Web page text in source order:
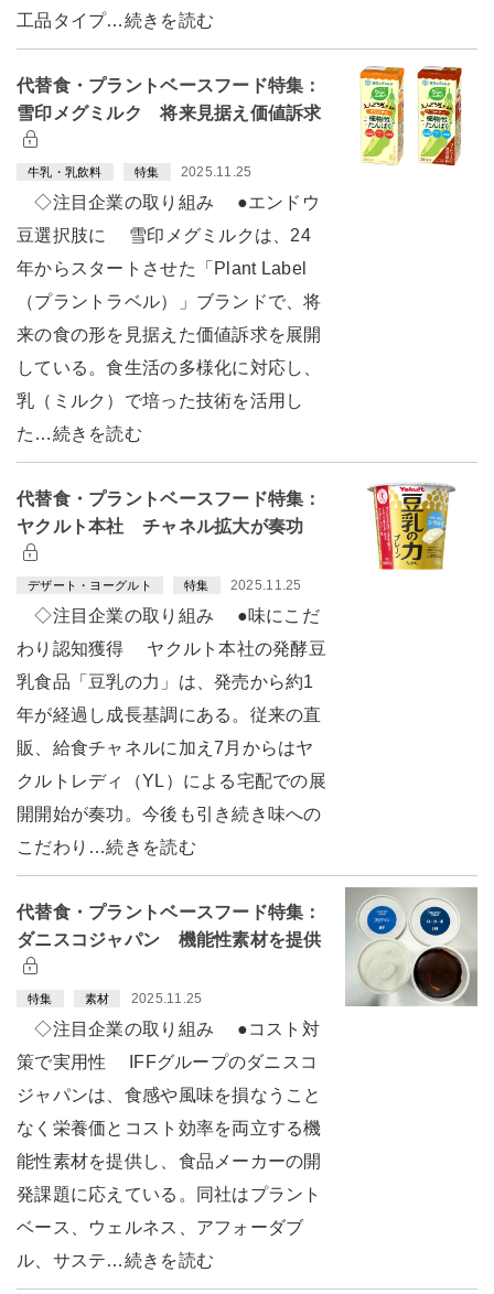
工品タイプ…続きを読む
代替食・プラントベースフード特集：
雪印メグミルク 将来見据え価値訴求
牛乳・乳飲料 特集 2025.11.25
◇注目企業の取り組み ●エンドウ
豆選択肢に 雪印メグミルクは、24
年からスタートさせた「Plant Label
（プラントラベル）」ブランドで、将
来の食の形を見据えた価値訴求を展開
している。食生活の多様化に対応し、
乳（ミルク）で培った技術を活用し
た…続きを読む
代替食・プラントベースフード特集：
ヤクルト本社 チャネル拡大が奏功
デザート・ヨーグルト 特集 2025.11.25
◇注目企業の取り組み ●味にこだ
わり認知獲得 ヤクルト本社の発酵豆
乳食品「豆乳の力」は、発売から約1
年が経過し成長基調にある。従来の直
販、給食チャネルに加え7月からはヤ
クルトレディ（YL）による宅配での展
開開始が奏功。今後も引き続き味への
こだわり…続きを読む
代替食・プラントベースフード特集：
ダニスコジャパン 機能性素材を提供
特集 素材 2025.11.25
◇注目企業の取り組み ●コスト対
策で実用性 IFFグループのダニスコ
ジャパンは、食感や風味を損なうこと
なく栄養価とコスト効率を両立する機
能性素材を提供し、食品メーカーの開
発課題に応えている。同社はプラント
ベース、ウェルネス、アフォーダブ
ル、サステ…続きを読む